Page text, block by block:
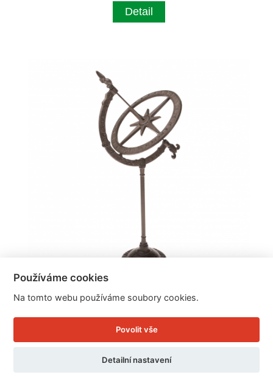
Detail
Sluneční hodiny na zahradu
Cena: 1.475 Kč
Skladem
Používáme cookies
Na tomto webu používáme soubory cookies.
Povolit vše
Detailní nastavení